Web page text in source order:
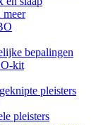
meer
bepalingen
kit
pleisters
pleisters